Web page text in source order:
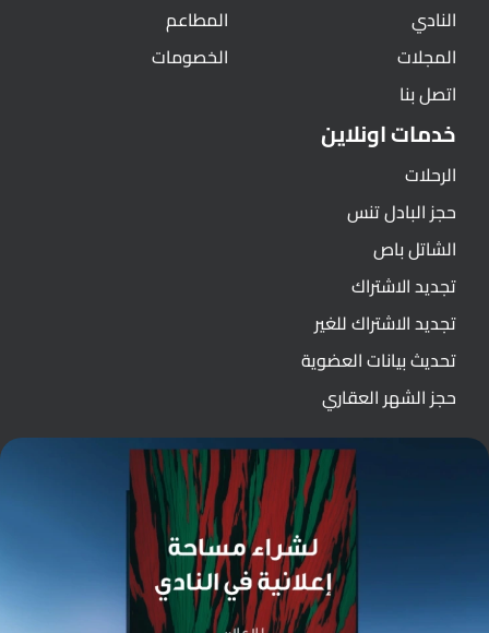
النادي
المجلات
اتصل بنا
المطاعم
الخصومات
خدمات اونلاين
الرحلات
حجز البادل تنس
الشاتل باص
تجديد الاشتراك
تجديد الاشتراك للغير
تحديث بيانات العضوية
حجز الشهر العقاري